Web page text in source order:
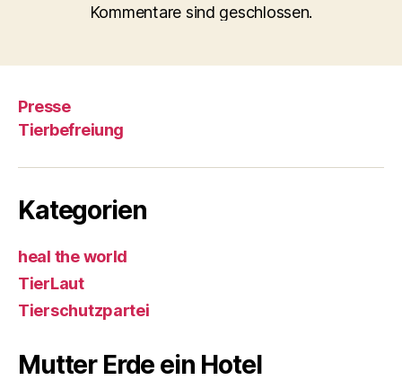
Kommentare sind geschlossen.
Presse
Tierbefreiung
Kategorien
heal the world
TierLaut
Tierschutzpartei
Mutter Erde ein Hotel